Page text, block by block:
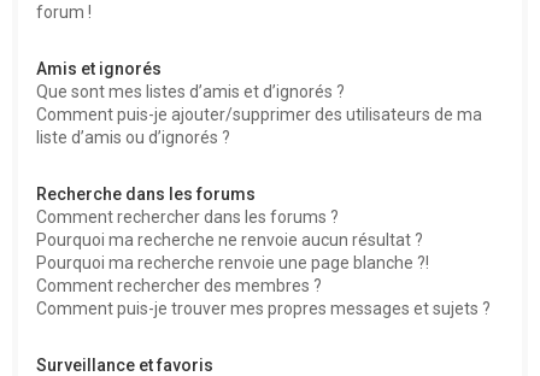
forum !
Amis et ignorés
Que sont mes listes d’amis et d’ignorés ?
Comment puis-je ajouter/supprimer des utilisateurs de ma
liste d’amis ou d’ignorés ?
Recherche dans les forums
Comment rechercher dans les forums ?
Pourquoi ma recherche ne renvoie aucun résultat ?
Pourquoi ma recherche renvoie une page blanche ?!
Comment rechercher des membres ?
Comment puis-je trouver mes propres messages et sujets ?
Surveillance et favoris